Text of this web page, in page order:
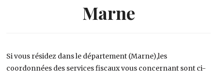
Marne
Si vous résidez dans le département (Marne),les
coordonnées des services fiscaux vous concernant sont ci-